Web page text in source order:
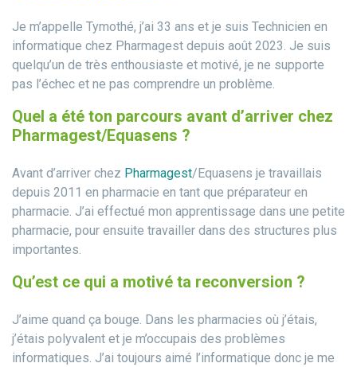
Je m’appelle Tymothé, j’ai 33 ans et je suis Technicien en
informatique chez Pharmagest depuis août 2023. Je suis
quelqu’un de très enthousiaste et motivé, je ne supporte
pas l’échec et ne pas comprendre un problème.
Quel a été ton parcours avant d’arriver chez
Pharmagest/Equasens ?
Avant d’arriver chez Pharmagest/Equasens je travaillais
depuis 2011 en pharmacie en tant que préparateur en
pharmacie. J’ai effectué mon apprentissage dans une petite
pharmacie, pour ensuite travailler dans des structures plus
importantes.
Qu’est ce qui a motivé ta reconversion ?
J’aime quand ça bouge. Dans les pharmacies où j’étais,
j’étais polyvalent et je m’occupais des problèmes
informatiques. J’ai toujours aimé l’informatique donc je me